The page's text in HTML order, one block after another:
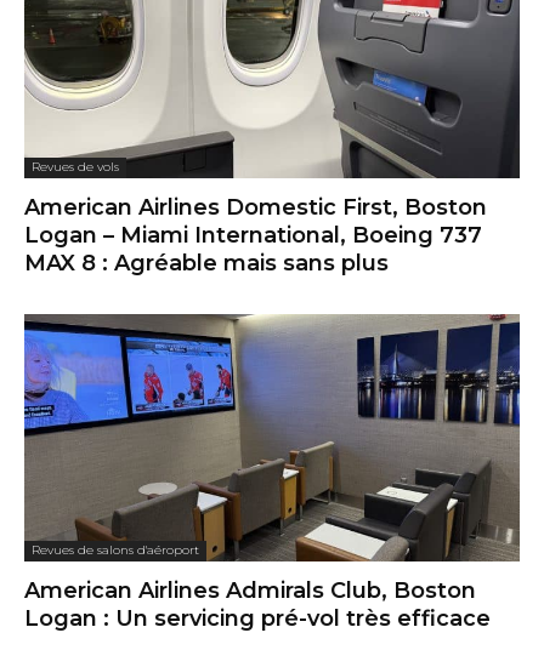
Revues de vols
American Airlines Domestic First, Boston
Logan – Miami International, Boeing 737
MAX 8 : Agréable mais sans plus
Revues de salons d'aéroport
American Airlines Admirals Club, Boston
Logan : Un servicing pré-vol très efficace